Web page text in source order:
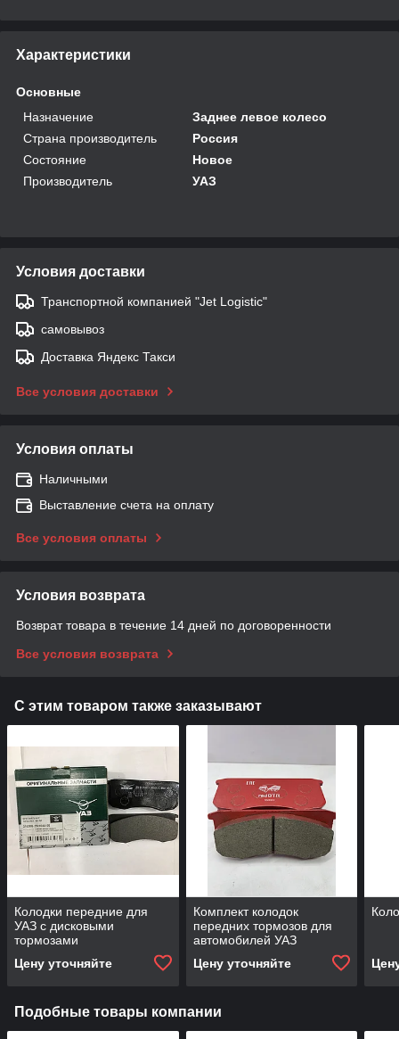
Характеристики
Основные
Назначение
Заднее левое колесо
Страна производитель
Россия
Состояние
Новое
Производитель
УАЗ
Условия доставки
Транспортной компанией "Jet Logistic"
самовывоз
Доставка Яндекс Такси
Все условия доставки
Условия оплаты
Наличными
Выставление счета на оплату
Все условия оплаты
Условия возврата
Возврат товара в течение 14 дней по договоренности
Все условия возврата
С этим товаром также заказывают
Колодки передние для
УАЗ с дисковыми
тормозами
Цену уточняйте
Комплект колодок
передних тормозов для
автомобилей УАЗ
Цену уточняйте
Подобные товары компании